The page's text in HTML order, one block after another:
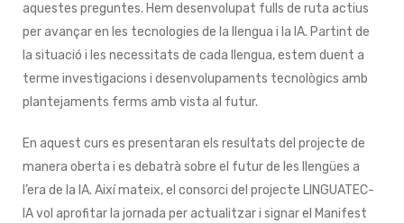
aquestes preguntes. Hem desenvolupat fulls de ruta actius
per avançar en les tecnologies de la llengua i la IA. Partint de
la situació i les necessitats de cada llengua, estem duent a
terme investigacions i desenvolupaments tecnològics amb
plantejaments ferms amb vista al futur.
En aquest curs es presentaran els resultats del projecte de
manera oberta i es debatrà sobre el futur de les llengües a
l’era de la IA. Així mateix, el consorci del projecte LINGUATEC-
IA vol aprofitar la jornada per actualitzar i signar el Manifest